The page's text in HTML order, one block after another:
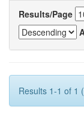
Results/Page
Results 1-1 of 1